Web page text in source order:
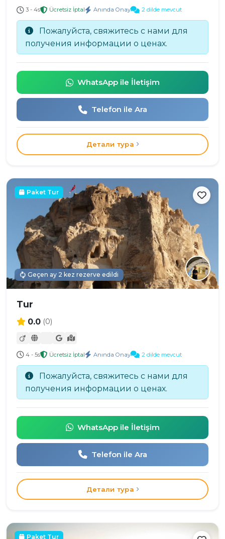
3 - 4s Ücretsiz İptal Anında Onay 2 dilde mevcut
Пожалуйста, свяжитесь с нами для
получения информации о ценах.
WhatsApp ile İletişim
Telefon ile Ara
Детали тура
Paket Tur
Geçen ay 2 kez rezerve edildi
Tur
0.0 (0)
4 - 5s Ücretsiz İptal Anında Onay 2 dilde mevcut
Пожалуйста, свяжитесь с нами для
получения информации о ценах.
WhatsApp ile İletişim
Telefon ile Ara
Детали тура
Paket Tur